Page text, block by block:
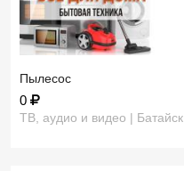
Пылесос
0
ТВ, аудио и видео | Батайск